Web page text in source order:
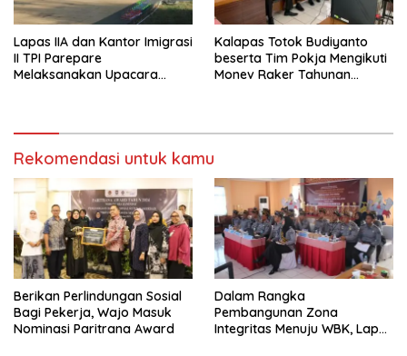
Lapas IIA dan Kantor Imigrasi
II TPI Parepare
Melaksanakan Upacara
Tahun
Kalapas Totok Budiyanto
beserta Tim Pokja Mengikuti
Monev Raker Tahunan
Rekomendasi untuk kamu
Berikan Perlindungan Sosial
Bagi Pekerja, Wajo Masuk
Nominasi Paritrana Award
Dalam Rangka
Pembangunan Zona
Integritas Menuju WBK, Lapas